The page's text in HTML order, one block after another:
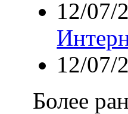
12/07/
12/07/
Более